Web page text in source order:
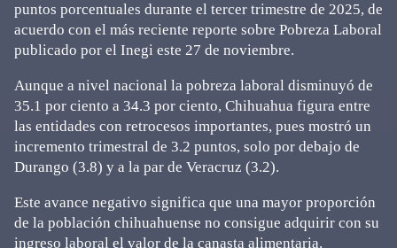
puntos porcentuales durante el tercer trimestre de 2025, de
acuerdo con el más reciente reporte sobre Pobreza Laboral
publicado por el Inegi este 27 de noviembre.
Aunque a nivel nacional la pobreza laboral disminuyó de
35.1 por ciento a 34.3 por ciento, Chihuahua figura entre
las entidades con retrocesos importantes, pues mostró un
incremento trimestral de 3.2 puntos, solo por debajo de
Durango (3.8) y a la par de Veracruz (3.2).
Este avance negativo significa que una mayor proporción
de la población chihuahuense no consigue adquirir con su
ingreso laboral el valor de la canasta alimentaria.